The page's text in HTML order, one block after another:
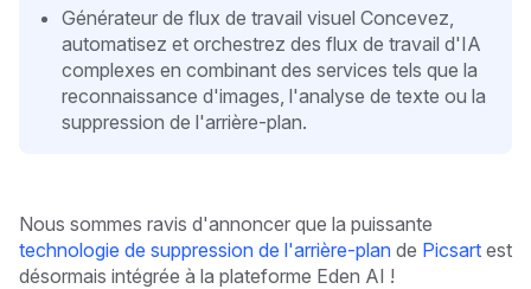
Générateur de flux de travail visuel Concevez,
automatisez et orchestrez des flux de travail d'IA
complexes en combinant des services tels que la
reconnaissance d'images, l'analyse de texte ou la
suppression de l'arrière-plan.
Nous sommes ravis d'annoncer que la puissante
technologie de suppression de l'arrière-plan de Picsart est
désormais intégrée à la plateforme Eden AI !